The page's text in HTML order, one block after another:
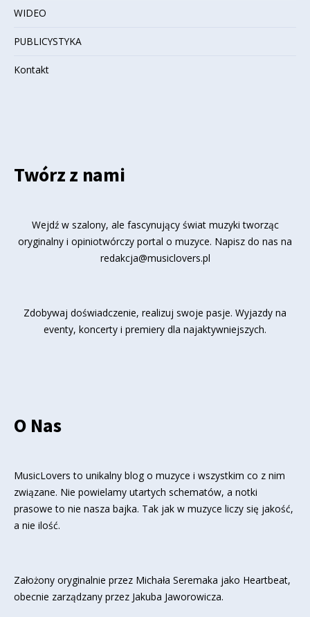
WIDEO
PUBLICYSTYKA
Kontakt
Twórz z nami
Wejdź w szalony, ale fascynujący świat muzyki tworząc
oryginalny i opiniotwórczy portal o muzyce. Napisz do nas na
redakcja@musiclovers.pl
Zdobywaj doświadczenie, realizuj swoje pasje. Wyjazdy na
eventy, koncerty i premiery dla najaktywniejszych.
O Nas
MusicLovers to unikalny blog o muzyce i wszystkim co z nim
związane. Nie powielamy utartych schematów, a notki
prasowe to nie nasza bajka. Tak jak w muzyce liczy się jakość,
a nie ilość.
Założony oryginalnie przez Michała Seremaka jako Heartbeat,
obecnie zarządzany przez Jakuba Jaworowicza.